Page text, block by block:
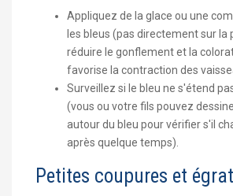
Appliquez de la glace ou une
les bleus (pas directement sur la
réduire le gonflement et la
favorise la contraction des
Surveillez si le bleu ne s'étend
(vous ou votre fils pouvez
autour du bleu pour vérifier s'il
après quelque temps).
Petites coupures et